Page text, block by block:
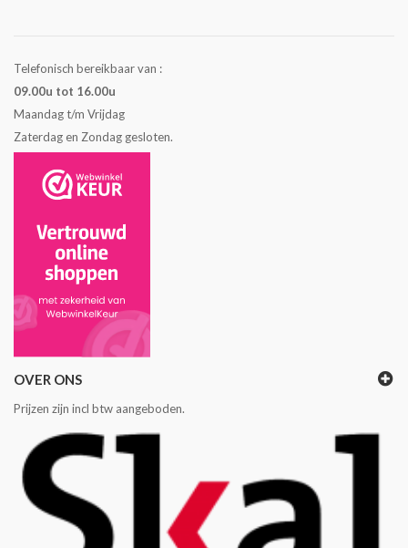
Telefonisch bereikbaar van :
09.00u tot 16.00u
Maandag t/m Vrijdag
Zaterdag en Zondag gesloten.
OVER ONS
Prijzen zijn incl btw aangeboden.